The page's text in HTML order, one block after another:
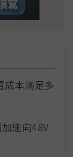
成本滿足多
速向48V